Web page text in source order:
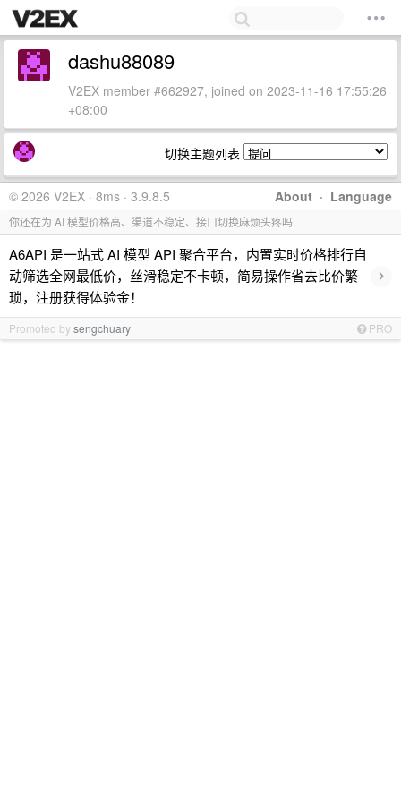
dashu88089
V2EX member #662927, joined on 2023-11-16 17:55:26
+08:00
切换主题列表
About · Language
© 2026 V2EX · 8ms · 3.9.8.5
你还在为 AI 模型价格高、渠道不稳定、接口切换麻烦头疼吗
A6API 是一站式 AI 模型 API 聚合平台，内置实时价格排行自
动筛选全网最低价，丝滑稳定不卡顿，简易操作省去比价繁
琐，注册获得体验金！
›
Promoted bysengchuary PRO